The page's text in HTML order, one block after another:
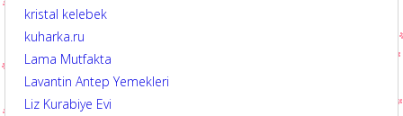
kristal kelebek
kuharka.ru
Lama Mutfakta
Lavantin Antep Yemekleri
Liz Kurabiye Evi